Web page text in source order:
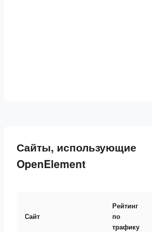
Сайты, использующие
OpenElement
Сайт
Рейтинг
по
трафику